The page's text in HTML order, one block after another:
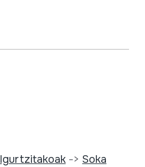
Igurtzitakoak-> Soka